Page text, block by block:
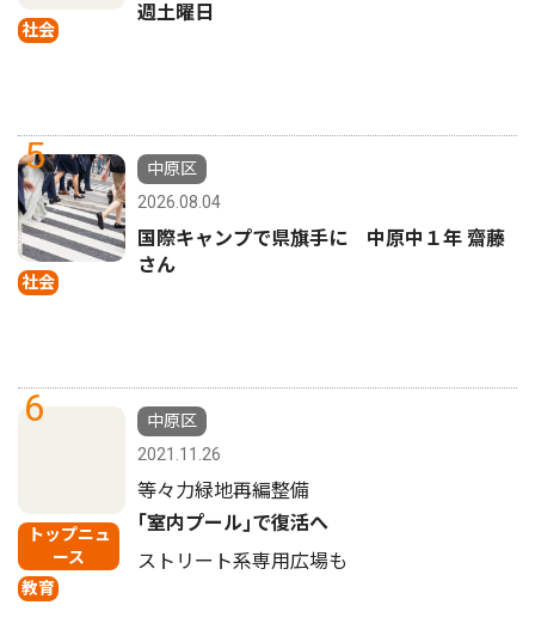
社会
週土曜日
5
社会
中原区
2026.08.04
国際キャンプで県旗手に 中原中１年 齋藤
さん
6
トップニュ
ース
教育
中原区
2021.11.26
等々力緑地再編整備
｢室内プール｣で復活へ
ストリート系専用広場も